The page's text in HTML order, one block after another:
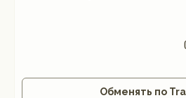
Обменять по